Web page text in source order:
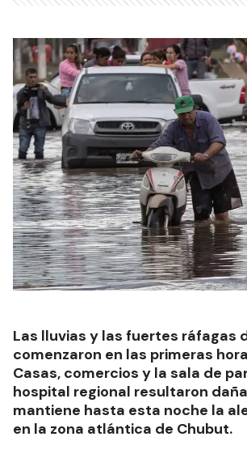
Las lluvias y las fuertes ráfagas
comenzaron en las primeras
Casas, comercios y la sala de
hospital regional resultaron
mantiene hasta esta noche la
en la zona atlántica de Chubut.